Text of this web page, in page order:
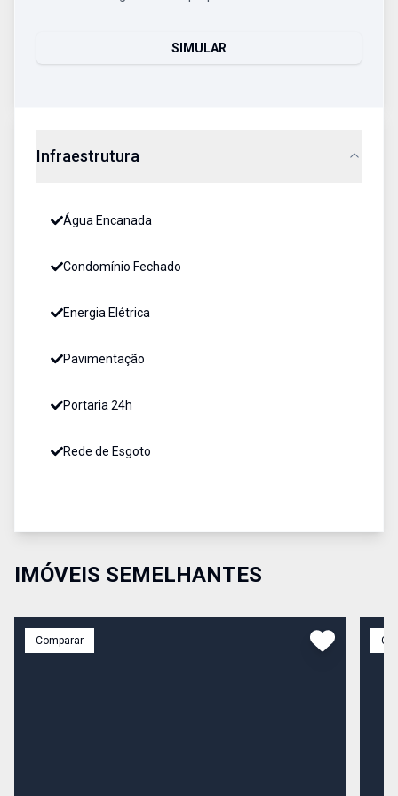
SIMULAR
Infraestrutura
Água Encanada
Condomínio Fechado
Energia Elétrica
Pavimentação
Portaria 24h
Rede de Esgoto
IMÓVEIS SEMELHANTES
Comparar